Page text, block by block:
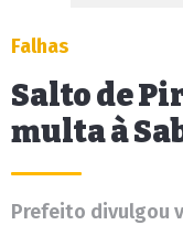
Falhas
Salto de
multa à
Prefeito divulgou